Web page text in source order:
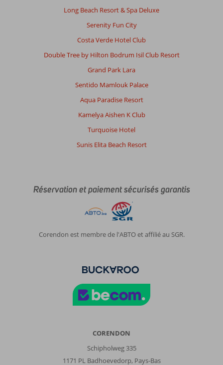
Long Beach Resort & Spa Deluxe
Serenity Fun City
Costa Verde Hotel Club
Double Tree by Hilton Bodrum Isil Club Resort
Grand Park Lara
Sentido Mamlouk Palace
Aqua Paradise Resort
Kamelya Aishen K Club
Turquoise Hotel
Sunis Elita Beach Resort
Réservation et paiement sécurisés garantis
Corendon est membre de l'ABTO et affilié au SGR.
CORENDON
Schipholweg 335
1171 PL Badhoevedorp, Pays-Bas